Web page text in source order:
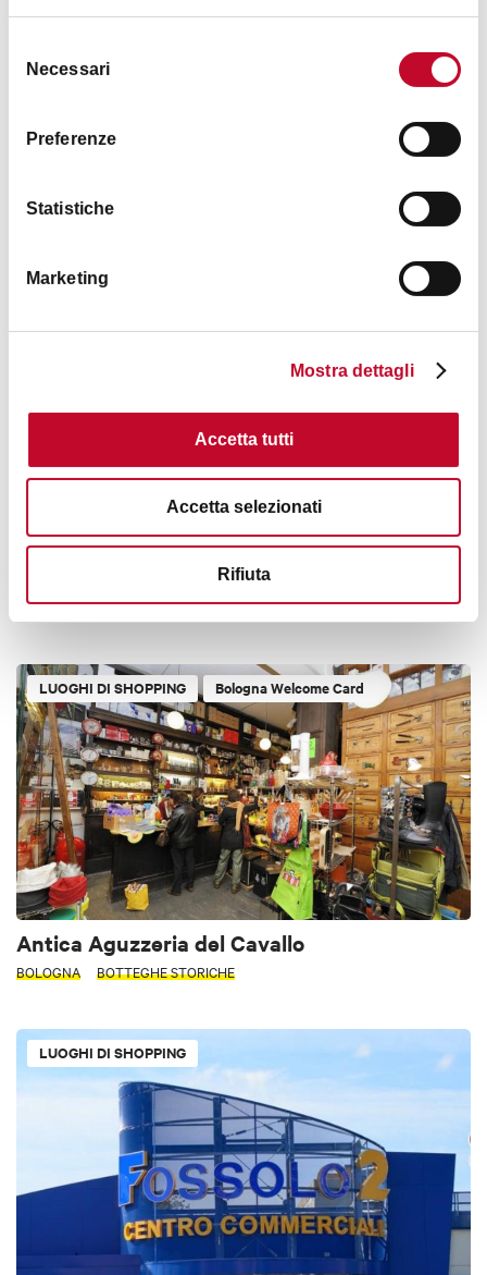
delNecessari
Preferenze
Statistiche
Marketing
Mostra dettagli
Accetta tutti
Accetta selezionati
Rifiuta
QUADRILATERO
Studio Conservazione e Restauro di via
BOLOGNA ANTIQUARIATO BOTTEGHE STORICHE
LUOGHI DI SHOPPING Bologna Welcome Card
Antica Aguzzeria del Cavallo
BOLOGNA BOTTEGHE STORICHE
LUOGHI DI SHOPPING